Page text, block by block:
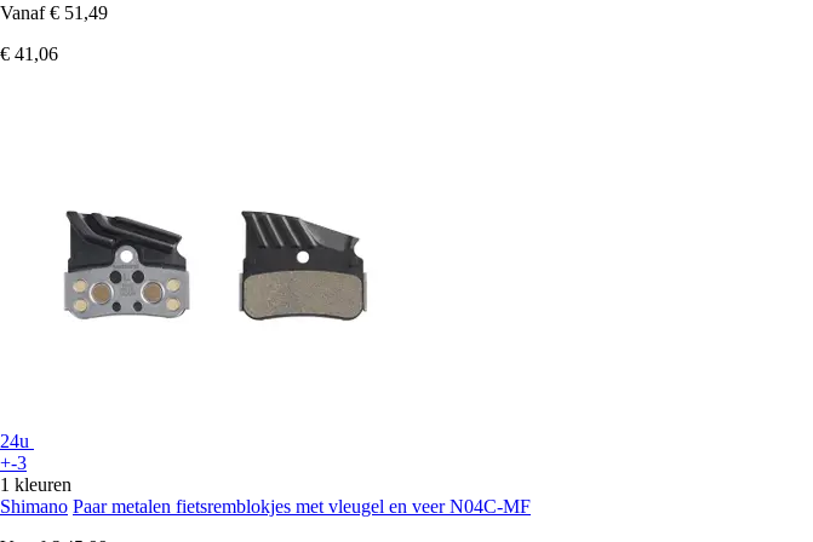
Vanaf € 51,49
€ 41,06
24u
+-3
1 kleuren
Shimano Paar metalen fietsremblokjes met vleugel en veer N04C-MF